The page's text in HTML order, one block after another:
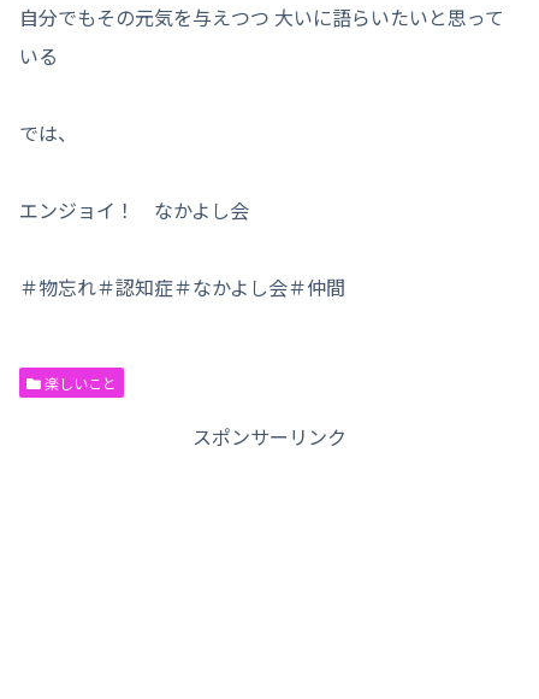
自分でもその元気を与えつつ 大いに語らいたいと思って
いる
では、
エンジョイ！ なかよし会
＃物忘れ＃認知症＃なかよし会＃仲間
楽しいこと
スポンサーリンク